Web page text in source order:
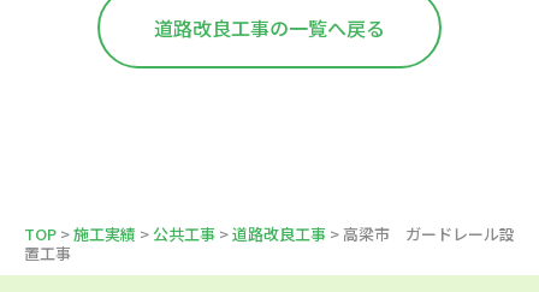
道路改良工事の一覧へ戻る
TOP >施工実績 > 公共工事 >道路改良工事 > 高梁市 ガードレール設
置工事